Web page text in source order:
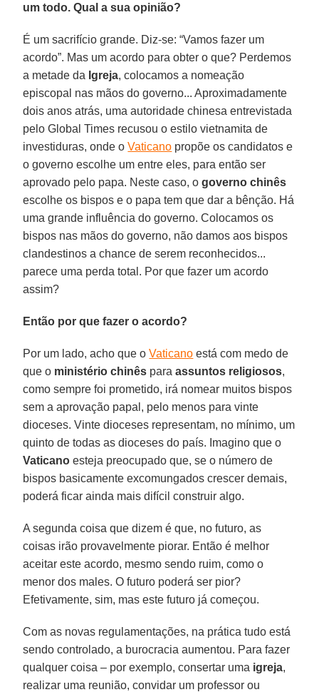
um todo. Qual a sua opinião?
É um sacrifício grande. Diz-se: “Vamos fazer um
acordo”. Mas um acordo para obter o que? Perdemos
a metade da Igreja, colocamos a nomeação
episcopal nas mãos do governo... Aproximadamente
dois anos atrás, uma autoridade chinesa entrevistada
pelo Global Times recusou o estilo vietnamita de
investiduras, onde oVaticano propõe os candidatos e
o governo escolhe um entre eles, para então ser
aprovado pelo papa. Neste caso, ogoverno chinês
escolhe os bispos e o papa tem que dar a bênção. Há
uma grande influência do governo. Colocamos os
bispos nas mãos do governo, não damos aos bispos
clandestinos a chance de serem reconhecidos...
parece uma perda total. Por que fazer um acordo
assim?
Então por que fazer o acordo?
Por um lado, acho que oVaticano está com medo de
que o ministério chinês paraassuntos religiosos,
como sempre foi prometido, irá nomear muitos bispos
sem a aprovação papal, pelo menos para vinte
dioceses. Vinte dioceses representam, no mínimo, um
quinto de todas as dioceses do país. Imagino que o
Vaticano esteja preocupado que, se o número de
bispos basicamente excomungados crescer demais,
poderá ficar ainda mais difícil construir algo.
A segunda coisa que dizem é que, no futuro, as
coisas irão provavelmente piorar. Então é melhor
aceitar este acordo, mesmo sendo ruim, como o
menor dos males. O futuro poderá ser pior?
Efetivamente, sim, mas este futuro já começou.
Com as novas regulamentações, na prática tudo está
sendo controlado, a burocracia aumentou. Para fazer
qualquer coisa – por exemplo, consertar uma igreja,
realizar uma reunião, convidar um professor ou